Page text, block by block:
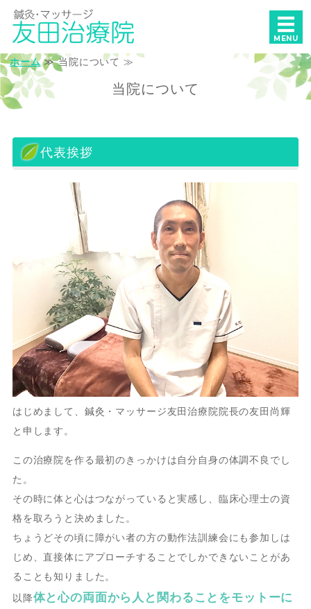
訪問マッサージ・鍼灸
MENU
ホーム
ご利用案内
施術内容・料金
当院について
お問い合わせ
ホーム≫ 当院について ≫
当院について
代表挨拶
はじめまして、鍼灸・マッサージ友田治療院院長の友田尚輝
と申します。
この治療院を作る最初のきっかけは自分自身の体調不良でし
た。
その時に体と心はつながっていると実感し、臨床心理士の資
格を取ろうと決めました。
ちょうどその頃に障がい者の方の動作法訓練会にも参加しは
じめ、直接体にアプローチすることでしかできないことがあ
ることも知りました。
以降体と心の両面から人と関わることをモットーに